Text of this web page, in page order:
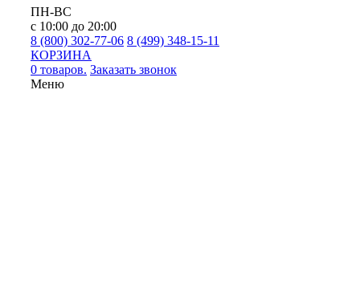
ПН-ВС
с 10:00 до 20:00
8 (800) 302-77-06 8 (499) 348-15-11
КОРЗИНА
0 товаров. Заказать звонок
Меню